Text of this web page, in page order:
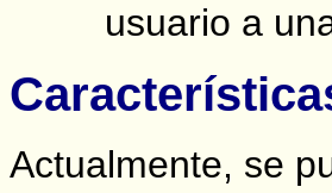
usuario a
Actualmente, se